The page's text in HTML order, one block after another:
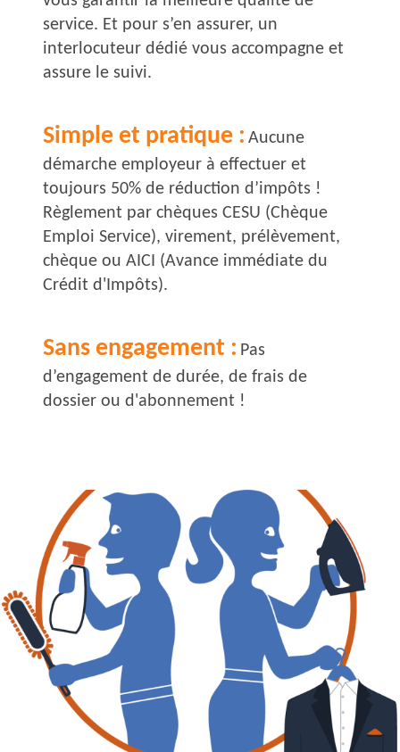
service. Et pour s’en assurer, un
interlocuteur dédié vous accompagne et
assure le suivi.
Simple et pratique : Aucune
démarche employeur à effectuer et
toujours 50% de réduction d’impôts !
Règlement par chèques CESU (Chèque
Emploi Service), virement, prélèvement,
chèque ou AICI (Avance immédiate du
Crédit d'Impôts).
Sans engagement : Pas
d’engagement de durée, de frais de
dossier ou d'abonnement !